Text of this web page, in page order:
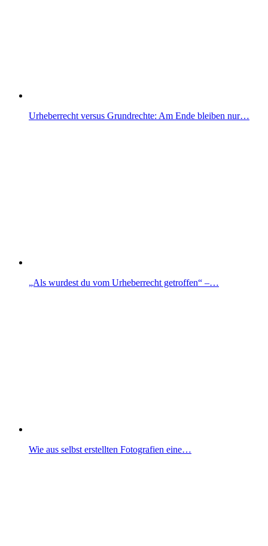
Urheberrecht versus Grundrechte: Am Ende bleiben nur…
„Als wurdest du vom Ur­he­ber­recht getroffen“ –…
Wie aus selbst erstellten Fotografien eine…